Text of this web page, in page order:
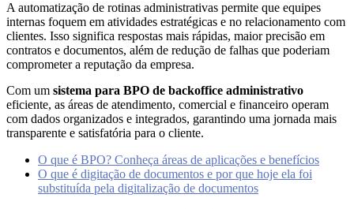
A automatização de rotinas administrativas permite que equipes
internas foquem em atividades estratégicas e no relacionamento com
clientes. Isso significa respostas mais rápidas, maior precisão em
contratos e documentos, além de redução de falhas que poderiam
comprometer a reputação da empresa.
Com um sistema para BPO de backoffice administrativo
eficiente, as áreas de atendimento, comercial e financeiro operam
com dados organizados e integrados, garantindo uma jornada mais
transparente e satisfatória para o cliente.
O que é BPO? Conheça áreas de aplicações e benefícios
O que é digitação de documentos e por que hoje ela foi
substituída pela digitalização de documentos